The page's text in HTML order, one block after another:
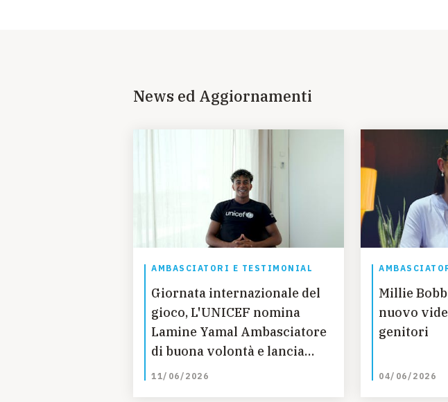
News ed Aggiornamenti
AMBASCIATORI E TESTIMONIAL
Giornata internazionale del
gioco, L'UNICEF nomina
Lamine Yamal Ambasciatore
di buona volontà e lancia
nuovo rapporto sul Gioco
11/06/2026
Millie
nuovo
genitori
04/06/2026